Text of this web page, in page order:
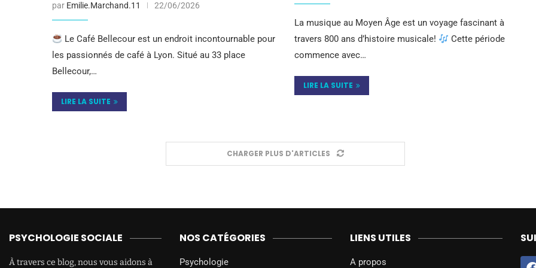
par Emilie.Marchand.11 22/06/2026
Le Café Bellecour est un endroit incontournable pour
les passionnés de café à Lyon. Situé au 33 place
Bellecour,…
LIRE LA SUITE
La musique au Moyen Âge est un voyage fascinant à
travers 800 ans d’histoire musicale!
Cette période
commence avec…
LIRE LA SUITE
CHARGER PLUS D'ARTICLES
PSYCHOLOGIE SOCIALE
À travers ce blog, nous vous aidons à
NOS CATÉGORIES
Psychologie
LIENS UTILES
A propos